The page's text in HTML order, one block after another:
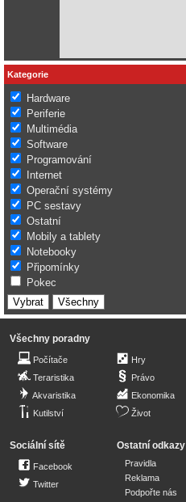
Kategorie
Hardware
Periferie
Multimédia
Software
Programování
Internet
Operační systémy
PC sestavy
Ostatní
Mobily a tablety
Notebooky
Připomínky
Pokec
Všechny poradny
Počítače
Teraristika
Akvaristika
Kutilství
Hry
Právo
Ekonomika
Život
Sociální sítě
Facebook
Twitter
Ostatní odkazy
Pravidla
Reklama
Podpořte nás